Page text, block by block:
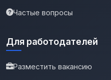
Частые вопросы
Для работодателей
Разместить вакансию